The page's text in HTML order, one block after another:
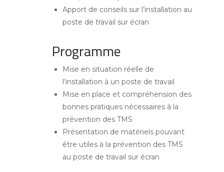
Apport de conseils sur l’installation au
poste de travail sur écran
Programme
Mise en situation réelle de
l’installation à un poste de travail
Mise en place et compréhension des
bonnes pratiques nécessaires à la
prévention des TMS
Présentation de matériels pouvant
être utiles à la prévention des TMS
au poste de travail sur écran